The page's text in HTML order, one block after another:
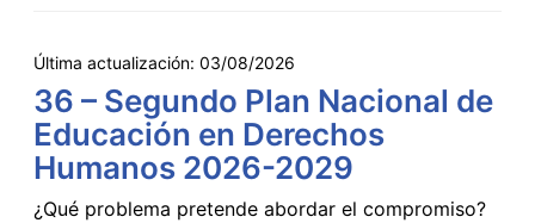
Última actualización: 03/08/2026
36 – Segundo Plan Nacional de
Educación en Derechos
Humanos 2026-2029
¿Qué problema pretende abordar el compromiso?